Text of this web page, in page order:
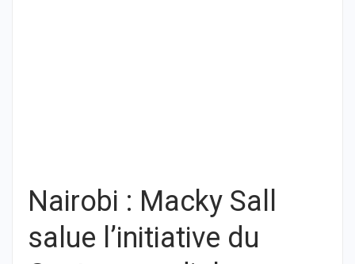
Nairobi : Macky Sall
salue l’initiative du